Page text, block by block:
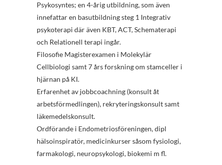
Psykosyntes; en 4-årig utbildning, som även
innefattar en basutbildning steg 1 Integrativ
psykoterapi där även KBT, ACT, Schematerapi
och Relationell terapi ingår.
Filosofie Magisterexamen i Molekylär
Cellbiologi samt 7 års forskning om stamceller i
hjärnan på KI.
Erfarenhet av jobbcoachning (konsult åt
arbetsförmedlingen), rekryteringskonsult samt
läkemedelskonsult.
Ordförande i Endometriosföreningen, dipl
hälsoinspiratör, medicinkurser såsom fysiologi,
farmakologi, neuropsykologi, biokemi m fl.